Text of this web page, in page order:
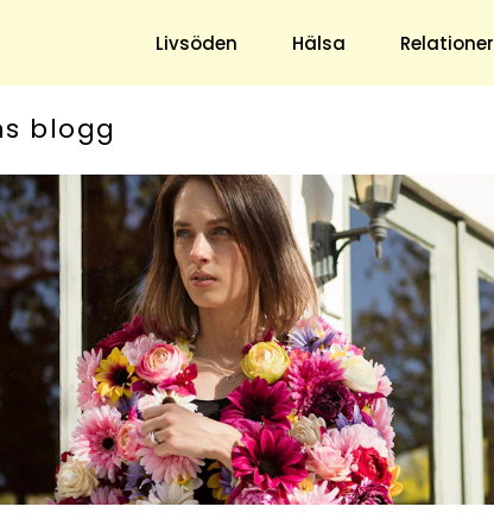
Livsöden Hälsa Relationer
& Trädgård
Hushåll
Ekonomi
Mat & Dryck
& Antikt
DIY - Gör Det Själv
Underhållning
Nöje
TV
Horoskop
Quiz
blogg